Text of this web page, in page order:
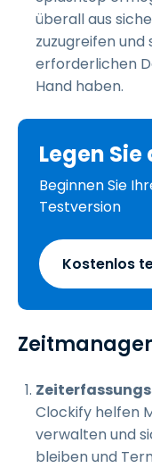
überall aus
zuzugreifen und
erforderlichen
Hand haben.
Legen
Beginnen Sie
Testversion
Kostenlos
Clockify helfen
verwalten und
bleiben und